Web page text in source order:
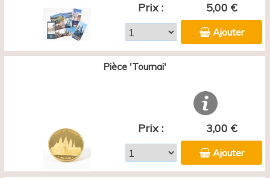
Prix : 5,00 €
Ajouter
Pièce 'Tournai'
Prix : 3,00 €
Ajouter